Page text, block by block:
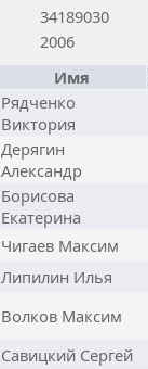
34189030
2006
Имя
Рядченко
Виктория
Дерягин
Александр
Борисова
Екатерина
Чигаев Максим
Липилин Илья
Волков Максим
Савицкий Сергей